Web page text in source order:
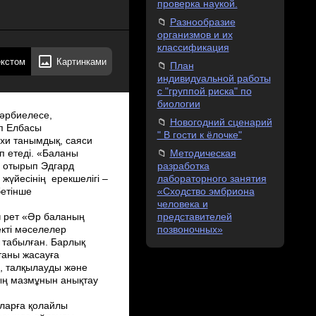
Картинками
қатысу. Біздің мектепте дарынды оқушылар аз емес. Атап кетсек соның ішінде ерекше мектепте көзге түсетін мына оқушылар: Абдразақова Жұлдызай,Айтуар Гүлзат,Жайберген Жансая,Досбол Назерке,Зәкір Айбек,Маратқызы Жанерке және т.б. Осы оқушылар өз дарынды қабілеттерін дамыта білетін оқушылар. Адам өмірге өзіндік қасиеттері мен қабілеттерімен келеді. Ал баланың бойындағы туа біткен қасиеттерді дамытатын — тәрбие мен оқыту. Неғұрлым баланың қабілеті мен талантын дамытуға ертерек көңіл бөлінсе, соғұрлым оны толық ашуғамүмкіндік туады. Бала бойында ерекше қасиеттерді оған жақын жасы үлкендер дұрыс жеткілікті бағаламаса, оның «өзгелер» сияқты болып қалып қоюуы мүмкін. Сондықтан мектебіміздің оқушыларына дұрыс бағыт­бағдар көрсетіп, тәлім­тәрбие беру мектеп ұжымының басты міндеті деп санаймыз. Олимпиадаға дайындық жоспар шаралары.  Тестілеу тапсырмалары Мәтінді аудару жұмысы  Өлеңді мәнерлеп оқу  Шығармаға дайындық  Мазмұндама дайындық  Грамматикалық жұмыстарға талдау жасау
проверка наукой.
Разнообразие
организмов и их
классификация
План
индивидуальной работы
с "группой риска" по
биологии
Новогодний сценарий
" В гости к ёлочке"
Методическая
разработка
лабораторного занятия
«Сходство эмбриона
человека и
представителей
позвоночных»